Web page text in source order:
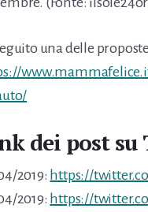
una delle
dei post su
2019: https://
2019: https://